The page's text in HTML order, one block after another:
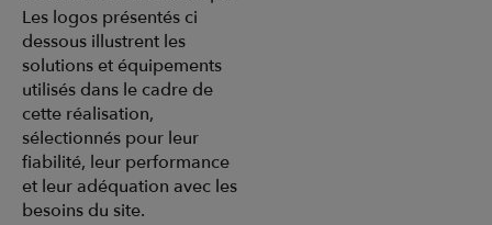
Les logos présentés ci
dessous illustrent les
solutions et équipements
utilisés dans le cadre de
cette réalisation,
sélectionnés pour leur
fiabilité, leur performance
et leur adéquation avec les
besoins du site.